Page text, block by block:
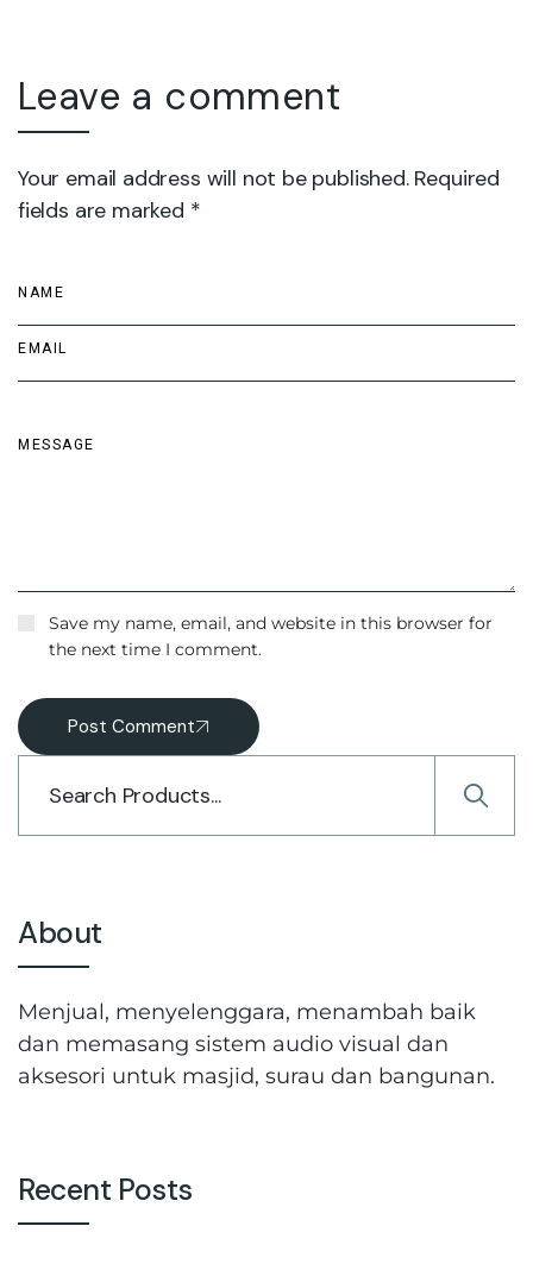
Leave a comment
Your email address will not be published. Required
fields are marked *
Save my name, email, and website in this browser for
the next time I comment.
Post Comment
About
Menjual, menyelenggara, menambah baik
dan memasang sistem audio visual dan
aksesori untuk masjid, surau dan bangunan.
Recent Posts